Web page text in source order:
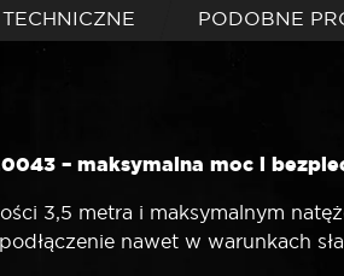
PODOBNE
– maksymalna moc i
3,5 metra i maksymalnym
nawet w warunkach